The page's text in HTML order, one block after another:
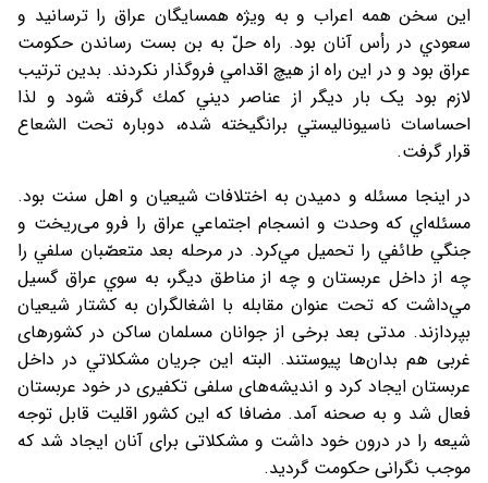
اين سخن همه اعراب و به ويژه همسايگان عراق را ترسانيد و
سعودي در رأس آنان بود. راه حلّ به بن بست رساندن حكومت
عراق بود و در اين راه از هيچ اقدامي فروگذار نكردند. بدين ترتيب
لازم بود یک بار دیگر از عناصر ديني كمك گرفته شود و لذا
احساسات ناسيوناليستي برانگيخته شده، دوباره تحت الشعاع
قرار گرفت.
در اينجا مسئله و دميدن به اختلافات شیعیان و اهل سنت بود.
مسئله‌اي كه وحدت و انسجام اجتماعي عراق را فرو می‌ریخت و
جنگي طائفي را تحميل مي‌كرد. در مرحله بعد متعصّبان سلفي را
چه از داخل عربستان و چه از مناطق ديگر، به سوي عراق گسيل
مي‌داشت كه تحت عنوان مقابله با اشغالگران به كشتار شيعيان
بپردازند. مدتی بعد برخی از جوانان مسلمان ساکن در کشورهای
غربی هم بدان‌ها پیوستند. البته اين جريان مشكلاتي در داخل
عربستان ايجاد كرد و اندیشه‌های سلفی تکفیری در خود عربستان
فعال شد و به صحنه آمد. مضافا که اين كشور اقليت قابل توجه
شیعه را در درون خود داشت و مشکلاتی برای آنان ایجاد شد که
موجب نگرانی حکومت گردید.